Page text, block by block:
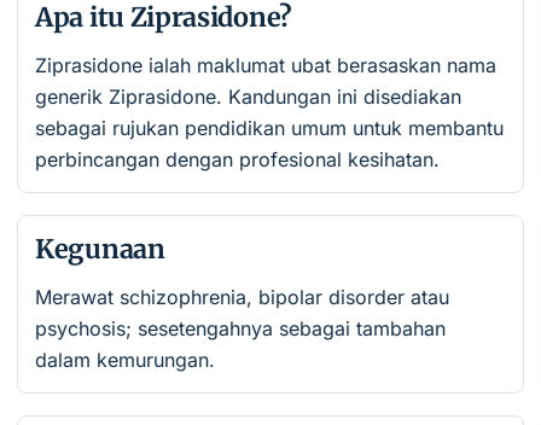
Apa itu Ziprasidone?
Ziprasidone ialah maklumat ubat berasaskan nama
generik Ziprasidone. Kandungan ini disediakan
sebagai rujukan pendidikan umum untuk membantu
perbincangan dengan profesional kesihatan.
Kegunaan
Merawat schizophrenia, bipolar disorder atau
psychosis; sesetengahnya sebagai tambahan
dalam kemurungan.